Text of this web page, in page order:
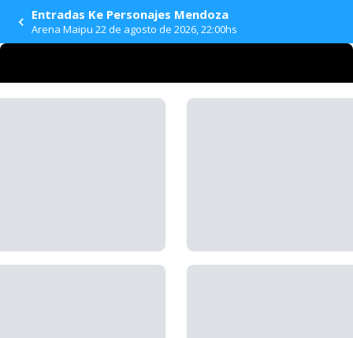
Entradas Ke Personajes Mendoza
Arena Maipu 22 de agosto de 2026, 22:00hs
ESCENARIO